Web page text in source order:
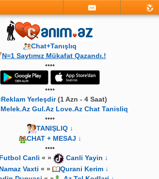
Chat+Tanışlıq
N=1 Saytımız Mükafat Qazandı.!
••••
••••
Reklam Yerleşdir(1 Azn - 4 Saat)
Melek.Az Gul.Az Love.Az Chat Tanisliq
••••
TANIŞLIQ ↓
CHAT + MESAJ ↓
••••
Futbol Canli « »
Canli Yayin ↓
Namaz Vaxti « »
Qurani Kerim ↓